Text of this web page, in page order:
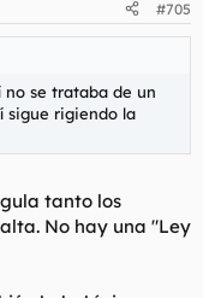
#705
se trataba de un
sigue rigiendo la
tanto los
No hay una "Ley